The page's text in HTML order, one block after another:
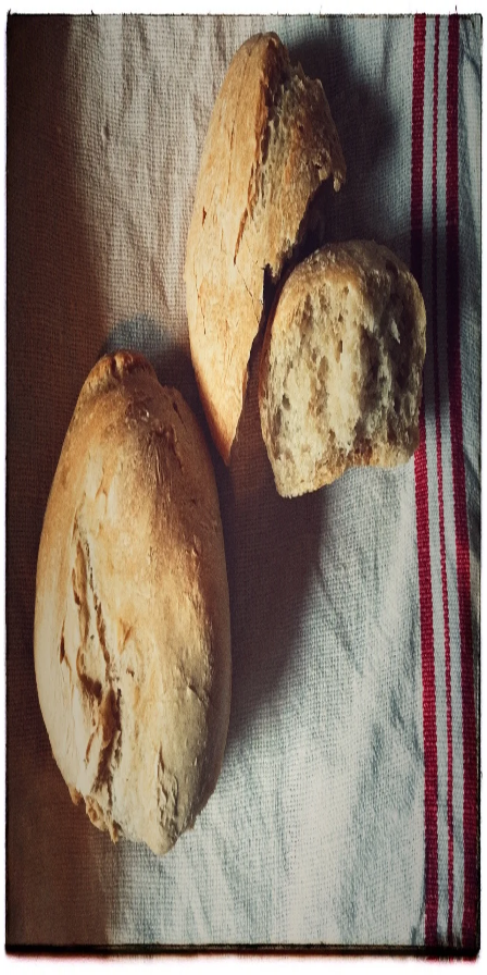
Recettes
Traiteur
pita
recettedans cette sélection.
Voir dans la recherche
Pâte à pain ou à pizza
Pour 15 petits pains ou 4 pizza
45 min FacileBoulange
boulang#pita